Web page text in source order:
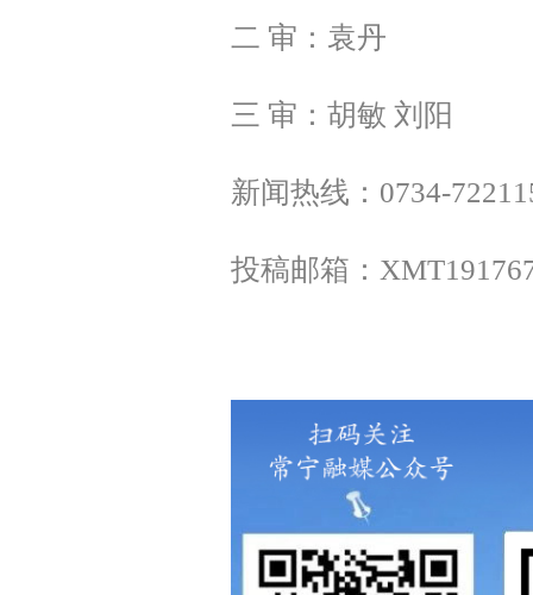
二 审：袁丹
三 审：胡敏 刘阳
新闻热线：0734-
投稿邮箱：XMT